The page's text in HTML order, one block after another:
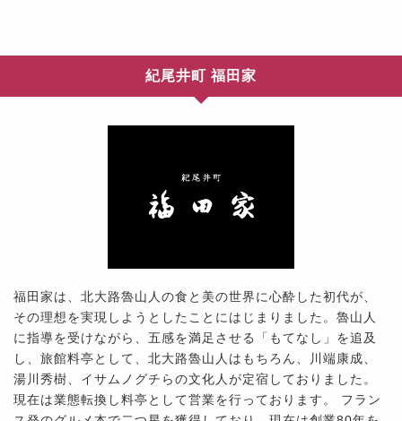
紀尾井町 福田家
福田家は、北大路魯山人の食と美の世界に心酔した初代が、
その理想を実現しようとしたことにはじまりました。魯山人
に指導を受けながら、五感を満足させる「もてなし」を追及
し、旅館料亭として、北大路魯山人はもちろん、川端康成、
湯川秀樹、イサムノグチらの文化人が定宿しておりました。
現在は業態転換し料亭として営業を行っております。 フラン